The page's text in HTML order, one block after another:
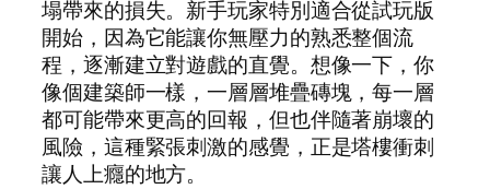
塌帶來的損失。新手玩家特別適合從試玩版
開始，因為它能讓你無壓力的熟悉整個流
程，逐漸建立對遊戲的直覺。想像一下，你
像個建築師一樣，一層層堆疊磚塊，每一層
都可能帶來更高的回報，但也伴隨著崩壞的
風險，這種緊張刺激的感覺，正是塔樓衝刺
讓人上癮的地方。